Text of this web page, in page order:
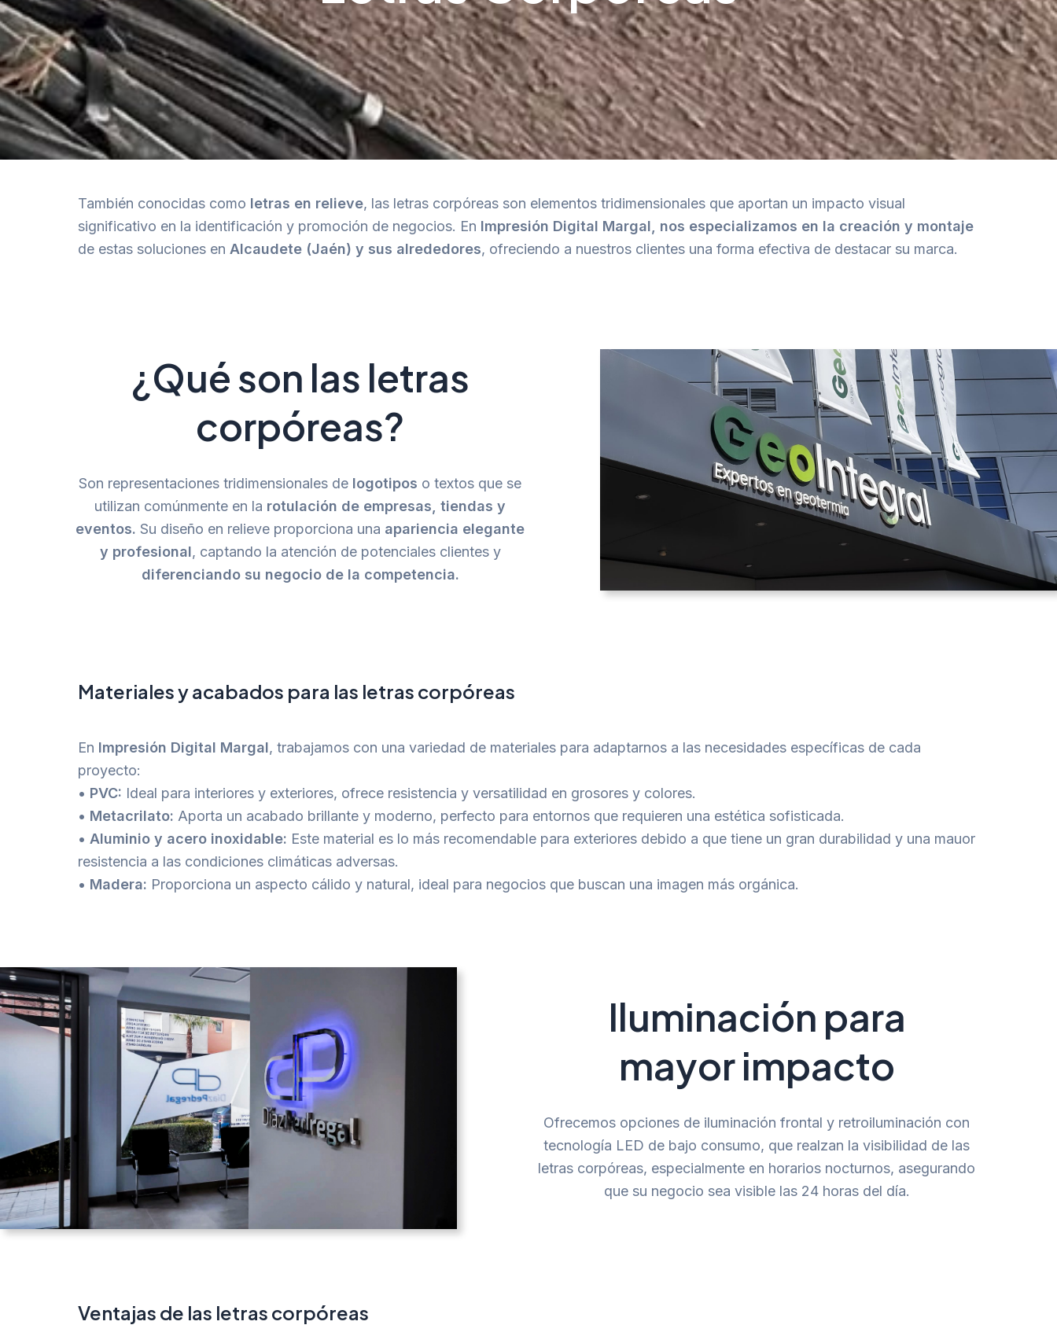
También conocidas como letras en relieve, las letras corpóreas son elementos tridimensionales que aportan un impacto visual
significativo en la identificación y promoción de negocios. En Impresión Digital Margal,
nos especializamos en la creación y montaje
de estas soluciones en Alcaudete (Jaén) y sus alrededores, ofreciendo a nuestros clientes una forma efectiva de destacar su marca.
¿Qué son las letras
corpóreas?
Son representaciones tridimensionales de logotipos o textos que se
utilizan comúnmente en la rotulación de empresas, tiendas y
eventos. Su diseño en relieve proporciona una apariencia elegante
y profesional, captando la atención de potenciales clientes y
diferenciando su negocio de la competencia.
Materiales y acabados para las letras corpóreas
En Impresión Digital Margal, trabajamos con una variedad de materiales para adaptarnos a las necesidades específicas de cada
proyecto:
• PVC: Ideal para interiores y exteriores, ofrece resistencia y versatilidad en grosores y colores.
• Metacrilato: Aporta un acabado brillante y moderno, perfecto para entornos que requieren una estética sofisticada.
• Aluminio y acero inoxidable: Este material es lo más recomendable para exteriores debido a que tiene un gran durabilidad y una mauor
resistencia a las condiciones climáticas adversas.
• Madera: Proporciona un aspecto cálido y natural, ideal para negocios que buscan una imagen más orgánica.
Iluminación para
mayor impacto
Ofrecemos opciones de iluminación frontal y retroiluminación con
tecnología LED de bajo consumo, que realzan la visibilidad de las
letras corpóreas, especialmente en horarios nocturnos, asegurando
que su negocio sea visible las 24 horas del día.
Ventajas de las letras corpóreas